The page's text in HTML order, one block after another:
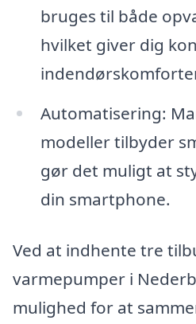
bruges til både
hvilket giver dig
Automatisering:
modeller tilbyder
gør det muligt at
din smartphone.
Ved at indhente tre
varmepumper i
mulighed for at